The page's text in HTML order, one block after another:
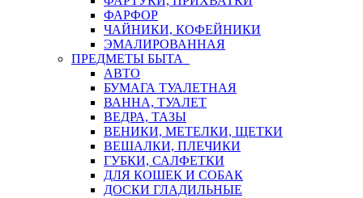
ФАРФОР
ЧАЙНИКИ, КОФЕЙНИКИ
ЭМАЛИРОВАННАЯ
ПРЕДМЕТЫ БЫТА
АВТО
БУМАГА ТУАЛЕТНАЯ
ВАННА, ТУАЛЕТ
ВЕДРА, ТАЗЫ
ВЕНИКИ, МЕТЕЛКИ, ЩЕТКИ
ВЕШАЛКИ, ПЛЕЧИКИ
ГУБКИ, САЛФЕТКИ
ДЛЯ КОШЕК И СОБАК
ДОСКИ ГЛАДИЛЬНЫЕ